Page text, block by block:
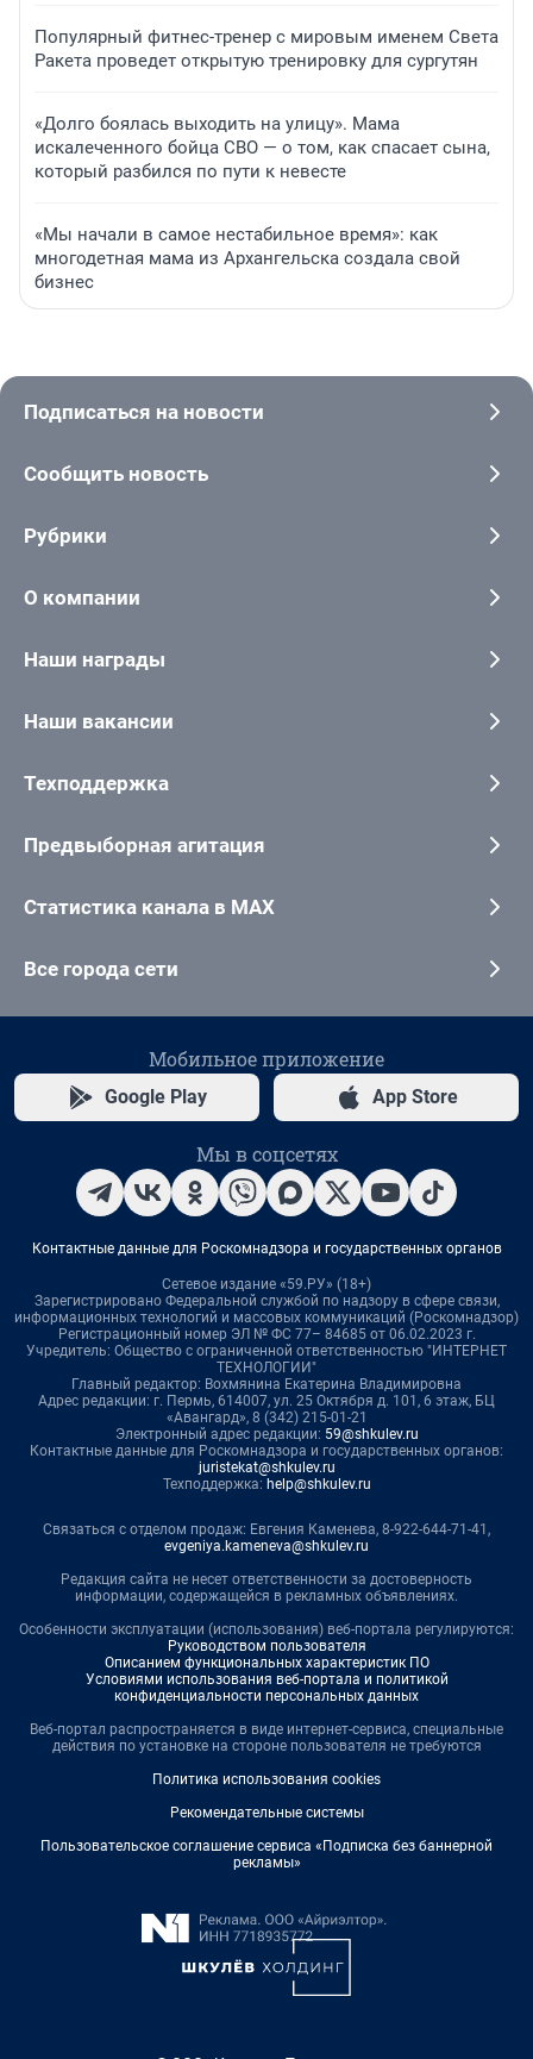
Популярный фитнес-тренер с мировым именем Света
Ракета проведет открытую тренировку для сургутян
«Долго боялась выходить на улицу». Мама
искалеченного бойца СВО — о том, как спасает сына,
который разбился по пути к невесте
«Мы начали в самое нестабильное время»: как
многодетная мама из Архангельска создала свой
бизнес
Подписаться на новости
Сообщить новость
Рубрики
О компании
Наши награды
Наши вакансии
Техподдержка
Предвыборная агитация
Статистика канала в MAX
Все города сети
Мобильное приложение
Google Play App Store
Мы в соцсетях
Контактные данные для Роскомнадзора и государственных органов
Сетевое издание «59.РУ» (18+)
Зарегистрировано Федеральной службой по надзору в сфере связи,
информационных технологий и массовых коммуникаций (Роскомнадзор)
Регистрационный номер ЭЛ № ФС 77– 84685 от 06.02.2023 г.
Учредитель: Общество с ограниченной ответственностью "ИНТЕРНЕТ
ТЕХНОЛОГИИ"
Главный редактор: Вохмянина Екатерина Владимировна
Адрес редакции: г. Пермь, 614007, ул. 25 Октября д. 101, 6 этаж, БЦ
«Авангард», 8 (342) 215-01-21
Электронный адрес редакции: 59@shkulev.ru
Контактные данные для Роскомнадзора и государственных органов:
juristekat@shkulev.ru
Техподдержка: help@shkulev.ru
Связаться с отделом продаж: Евгения Каменева, 8-922-644-71-41,
evgeniya.kameneva@shkulev.ru
Редакция сайта не несет ответственности за достоверность
информации, содержащейся в рекламных объявлениях.
Особенности эксплуатации (использования) веб-портала регулируются:
Руководством пользователя
Описанием функциональных характеристик ПО
Условиями использования веб-портала и политикой
конфиденциальности персональных данных
Веб-портал распространяется в виде интернет-сервиса, специальные
действия по установке на стороне пользователя не требуются
Политика использования cookies
Рекомендательные системы
Пользовательское соглашение сервиса «Подписка без баннерной
рекламы»